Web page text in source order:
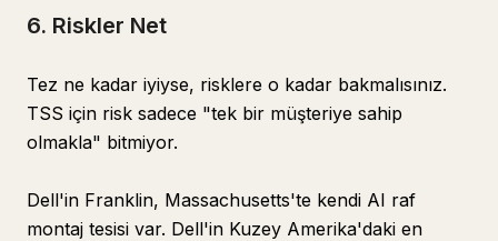
6. Riskler Net
Tez ne kadar iyiyse, risklere o kadar bakmalısınız.
TSS için risk sadece "tek bir müşteriye sahip
olmakla" bitmiyor.
Dell'in Franklin, Massachusetts'te kendi AI raf
montaj tesisi var. Dell'in Kuzey Amerika'daki en